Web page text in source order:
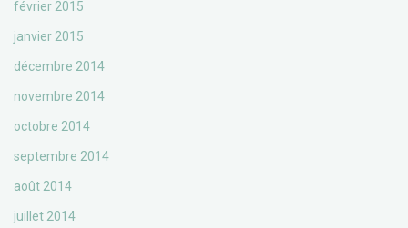
février 2015
janvier 2015
décembre 2014
novembre 2014
octobre 2014
septembre 2014
août 2014
juillet 2014